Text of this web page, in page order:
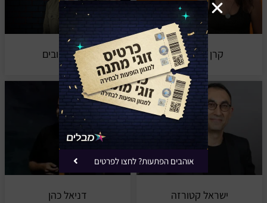
קרן בק פוגל אמירם טובים
ישראל קטורזה דניאל כהן
אוהבים הפתעות? לחצו לפרטים